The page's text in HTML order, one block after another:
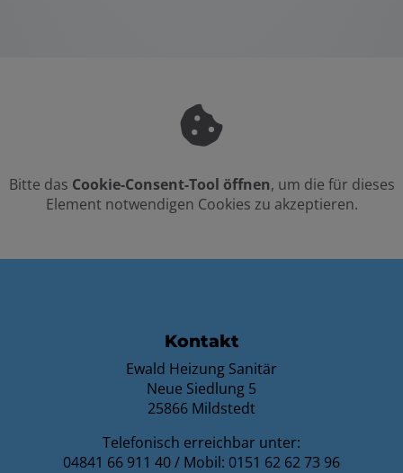
Bitte das Cookie-Consent-Tool öffnen, um die für dieses
Element notwendigen Cookies zu akzeptieren.
Kontakt
Ewald Heizung Sanitär
Neue Siedlung 5
25866 Mildstedt
Telefonisch erreichbar unter:
04841 66 911 40 / Mobil: 0151 62 62 73 96